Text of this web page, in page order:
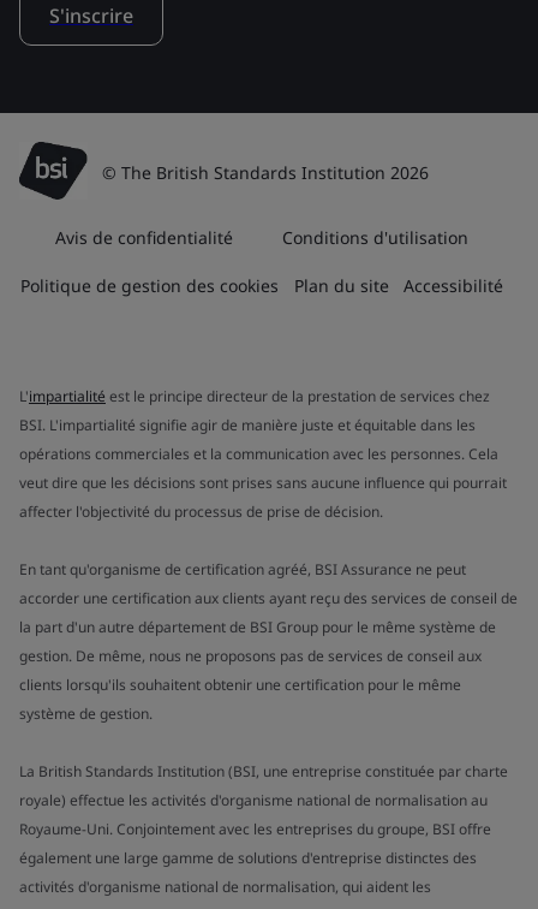
S'inscrire
© The British Standards Institution 2026
Avis de confidentialité Conditions d'utilisation
Politique de gestion des cookies Plan du site Accessibilité
L'impartialité est le principe directeur de la prestation de services chez
BSI. L'impartialité signifie agir de manière juste et équitable dans les
opérations commerciales et la communication avec les personnes. Cela
veut dire que les décisions sont prises sans aucune influence qui pourrait
affecter l'objectivité du processus de prise de décision.
En tant qu'organisme de certification agréé, BSI Assurance ne peut
accorder une certification aux clients ayant reçu des services de conseil de
la part d'un autre département de BSI Group pour le même système de
gestion. De même, nous ne proposons pas de services de conseil aux
clients lorsqu'ils souhaitent obtenir une certification pour le même
système de gestion.
La British Standards Institution (BSI, une entreprise constituée par charte
royale) effectue les activités d'organisme national de normalisation au
Royaume-Uni. Conjointement avec les entreprises du groupe, BSI offre
également une large gamme de solutions d'entreprise distinctes des
activités d'organisme national de normalisation, qui aident les